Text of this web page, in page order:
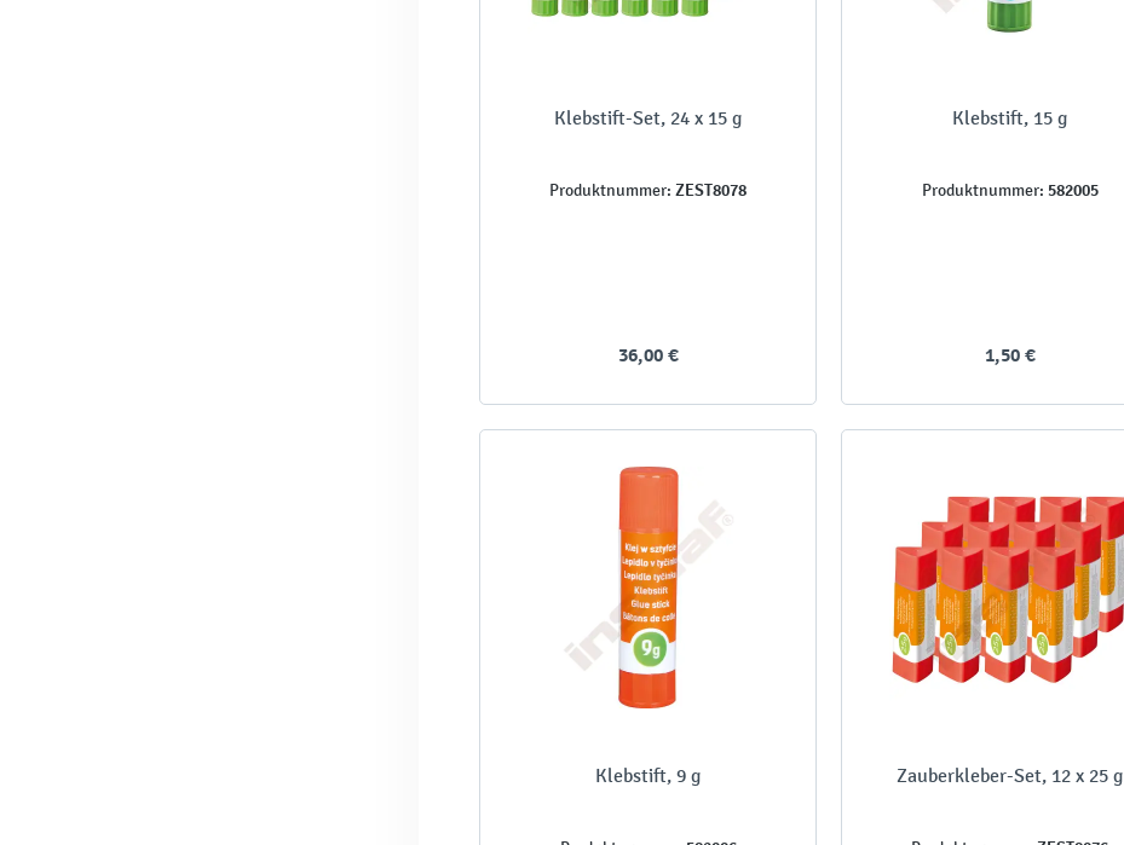
Klebstift-Set, 24 x 15 g
Produktnummer: ZEST8078
36,00 €
Klebstift, 15 g
Produktnummer: 582005
1,50 €
Klebstift, 9 g Zauberkleber-Set, 12 x 25 g